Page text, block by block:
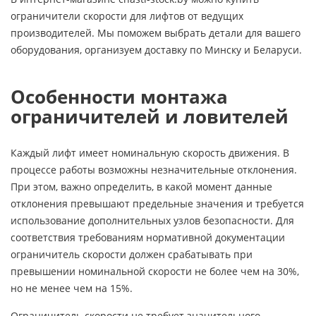
ограничители скорости для лифтов от ведущих
производителей. Мы поможем выбрать детали для вашего
оборудования, организуем доставку по Минску и Беларуси.
Особенности монтажа
ограничителей и ловителей
Каждый лифт имеет номинальную скорость движения. В
процессе работы возможны незначительные отклонения.
При этом, важно определить, в какой момент данные
отклонения превышают предельные значения и требуется
использование дополнительных узлов безопасности. Для
соответствия требованиям нормативной документации
ограничитель скорости должен срабатывать при
превышении номинальной скорости не более чем на 30%,
но не менее чем на 15%.